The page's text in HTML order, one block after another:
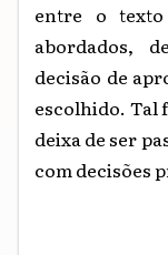
entre o texto
abordados,
decisão de
escolhido. Tal
deixade ser
comdecisões